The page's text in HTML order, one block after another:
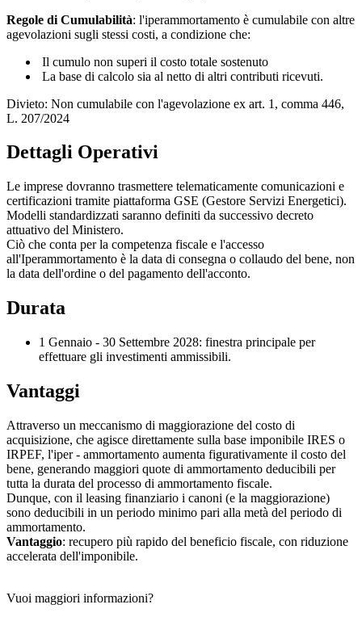
Regole di Cumulabilità: l'iperammortamento è cumulabile con altre
agevolazioni sugli stessi costi, a condizione che:
Il cumulo non superi il costo totale sostenuto
La base di calcolo sia al netto di altri contributi ricevuti.
Divieto: Non cumulabile con l'agevolazione ex art. 1, comma 446,
L. 207/2024
Dettagli Operativi
Le imprese dovranno trasmettere telematicamente comunicazioni e
certificazioni tramite piattaforma GSE (Gestore Servizi Energetici).
Modelli standardizzati saranno definiti da successivo decreto
attuativo del Ministero.
Ciò che conta per la competenza fiscale e l'accesso
all'Iperammortamento è la data di consegna o collaudo del bene, non
la data dell'ordine o del pagamento dell'acconto.
Durata
1 Gennaio - 30 Settembre 2028: finestra principale per
effettuare gli investimenti ammissibili.
Vantaggi
Attraverso un meccanismo di maggiorazione del costo di
acquisizione, che agisce direttamente sulla base imponibile IRES o
IRPEF, l'iper - ammortamento aumenta figurativamente il costo del
bene, generando maggiori quote di ammortamento deducibili per
tutta la durata del processo di ammortamento fiscale.
Dunque, con il leasing finanziario i canoni (e la maggiorazione)
sono deducibili in un periodo minimo pari alla metà del periodo di
ammortamento.
Vantaggio: recupero più rapido del beneficio fiscale, con riduzione
accelerata dell'imponibile.
Vuoi maggiori informazioni?